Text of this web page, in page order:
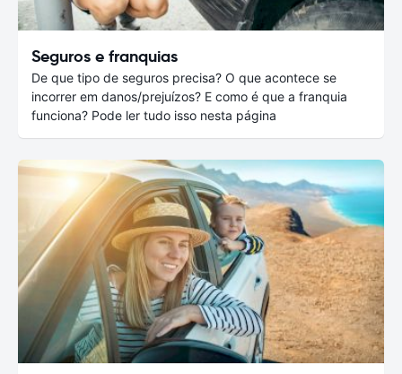
Seguros e franquias
De que tipo de seguros precisa? O que acontece se
incorrer em danos/prejuízos? E como é que a franquia
funciona? Pode ler tudo isso nesta página